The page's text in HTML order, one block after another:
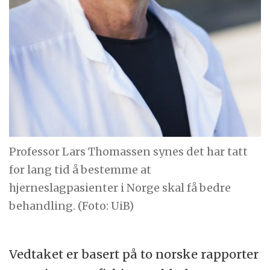
Professor Lars Thomassen synes det har tatt
for lang tid å bestemme at
hjerneslagpasienter i Norge skal få bedre
behandling. (Foto: UiB)
Vedtaket er basert på to norske rapporter